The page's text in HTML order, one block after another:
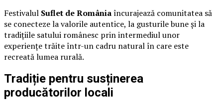
Festivalul Suflet de Româniaîncurajează comunitatea să
se conecteze la valorile autentice, la gusturile bune și la
tradițiile satului românesc prin intermediul unor
experiențe trăite într-un cadru natural în care este
recreată lumea rurală.
Tradiție pentru susținerea
producătorilor locali